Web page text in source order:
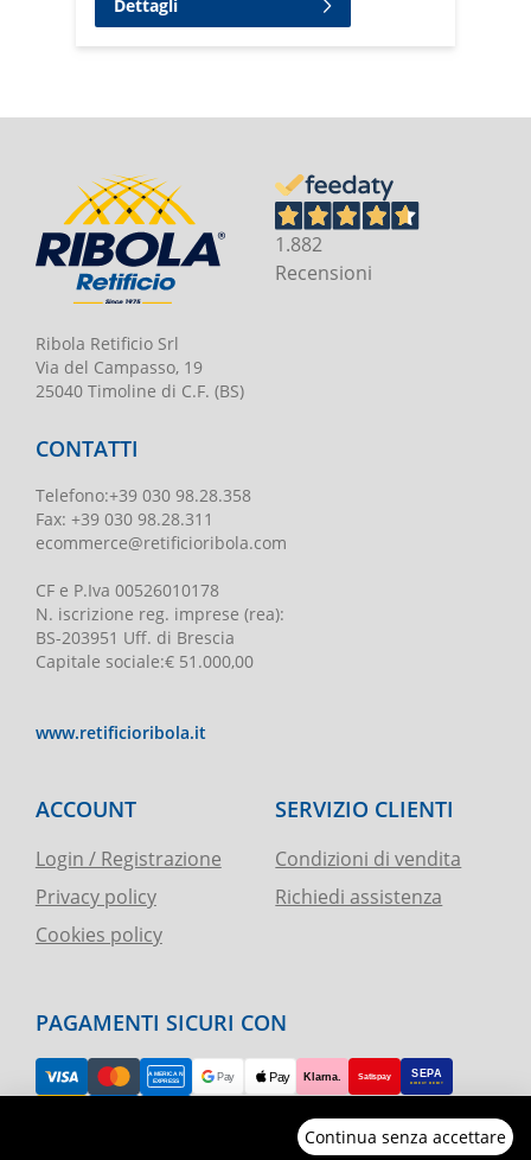
Dettagli
Ribola Retificio Srl
Via del Campasso, 19
25040 Timoline di C.F. (BS)
1.882
Recensioni
CONTATTI
Telefono:+39 030 98.28.358
Fax: +39 030 98.28.311
ecommerce@retificioribola.com
CF e P.Iva 00526010178
N. iscrizione reg. imprese (rea):
BS-203951 Uff. di Brescia
Capitale sociale:€ 51.000,00
www.retificioribola.it
ACCOUNT
Login / Registrazione
Privacy policy
Cookies policy
SERVIZIO CLIENTI
Condizioni di vendita
Richiedi assistenza
PAGAMENTI SICURI CON
Continua senza accettare